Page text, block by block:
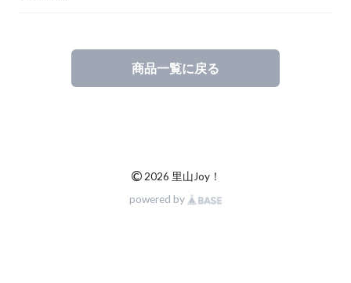
商品一覧に戻る
©2026 里山Joy！
powered by